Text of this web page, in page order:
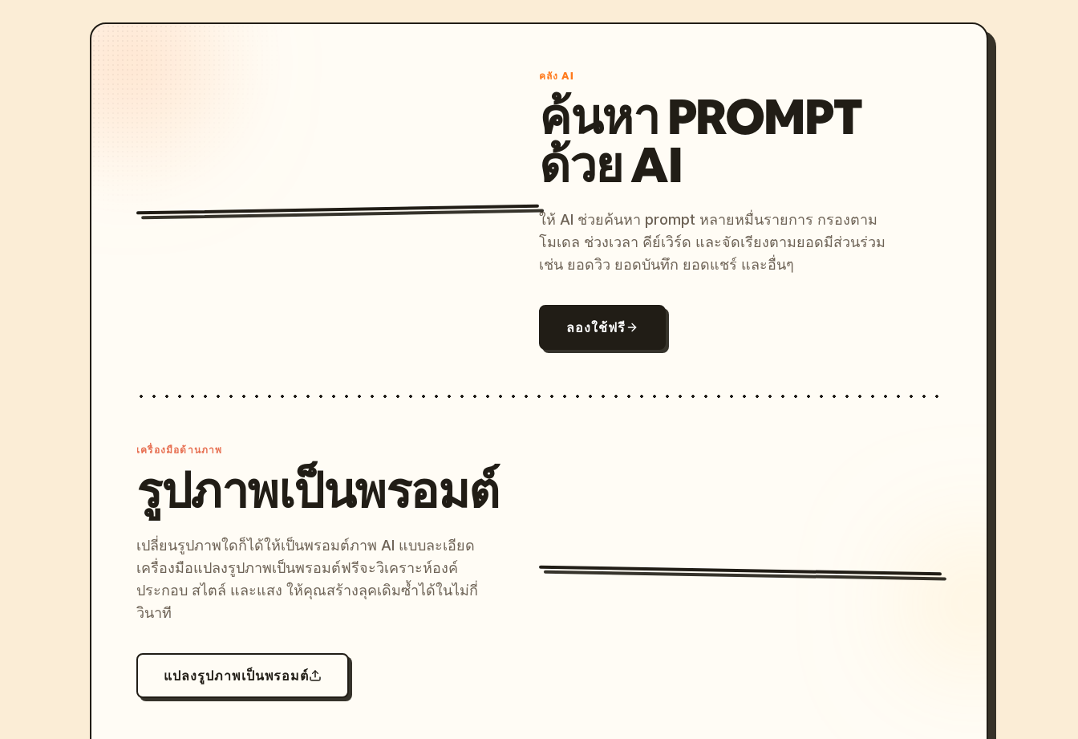
คลัง AI
ค้นหา PROMPT
ด้วย AI
ให้ AI ช่วยค้นหา prompt หลายหมื่นรายการ กรองตาม
โมเดล ช่วงเวลา คีย์เวิร์ด และจัดเรียงตามยอดมีส่วนร่วม
เช่น ยอดวิว ยอดบันทึก ยอดแชร์ และอื่นๆ
ลองใช้ฟรี
เครื่องมือด้านภาพ
รูปภาพเป็นพรอมต์
เปลี่ยนรูปภาพใดก็ได้ให้เป็นพรอมต์ภาพ AI แบบละเอียด
เครื่องมือแปลงรูปภาพเป็นพรอมต์ฟรีจะวิเคราะห์องค์
ประกอบ สไตล์ และแสง ให้คุณสร้างลุคเดิมซ้ำได้ในไม่กี่
วินาที
แปลงรูปภาพเป็นพรอมต์